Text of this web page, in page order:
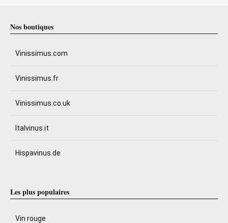
Nos boutiques
Vinissimus.com
Vinissimus.fr
Vinissimus.co.uk
Italvinus.it
Hispavinus.de
Les plus populaires
Vin rouge